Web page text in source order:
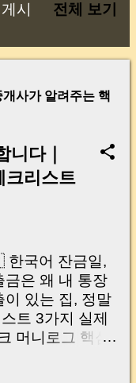
시
전체 보기
사가 알려주는 핵
다｜
크리스트
국어 잔금일,
금은 왜 내 통장
이 있는 집, 정말
트 3가지 실제
머니로그 핵심